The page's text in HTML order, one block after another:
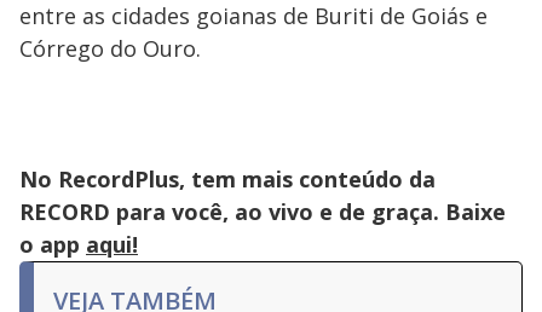
entre as cidades goianas de Buriti de Goiás e
Córrego do Ouro.
No RecordPlus, tem mais conteúdo da
RECORD para você, ao vivo e de graça. Baixe
o app aqui!
VEJA TAMBÉM